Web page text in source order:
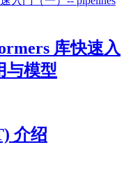
库快速入
与模型
介绍